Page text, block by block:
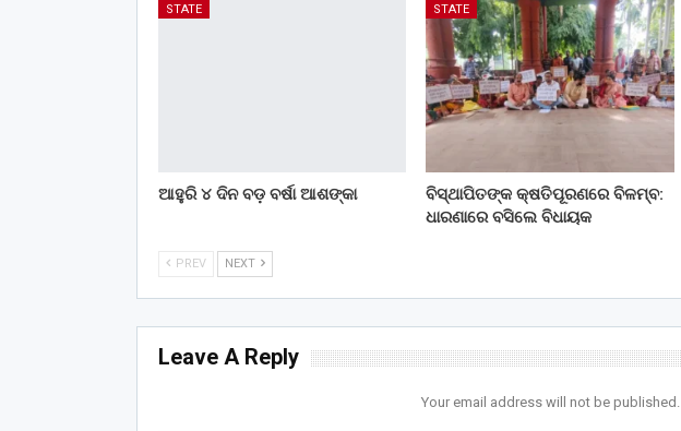
STATE
ଆହୁରି ୪ ଦିନ ବଡ଼ ବର୍ଷା ଆଶଙ୍କା
STATE
ବିସ୍ଥାପିତଙ୍କ କ୍ଷତିପୂରଣରେ ବିଳମ୍ବ:
ଧାରଣାରେ ବସିଲେ ବିଧାୟକ
PREV NEXT
Leave A Reply
Your email address will not be published.